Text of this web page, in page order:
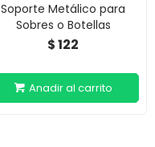
Soporte Metálico para
Sobres o Botellas
$122